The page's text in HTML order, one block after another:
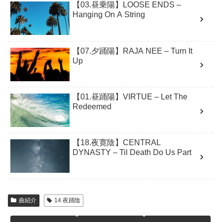
【03.昼乗陽】LOOSE ENDS –
Hanging On A String
【07.夕踊陽】RAJA NEE – Turn It
Up
【01.昼踊陽】VIRTUE – Let The
Redeemed
【18.夜寛陰】CENTRAL
DYNASTY – Til Death Do Us Part
曲紹介 14.夜踊陰